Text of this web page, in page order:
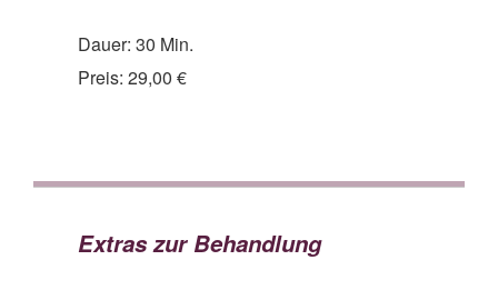
Dauer: 30 Min.
Preis: 29,00 €
Extras zur Behandlung